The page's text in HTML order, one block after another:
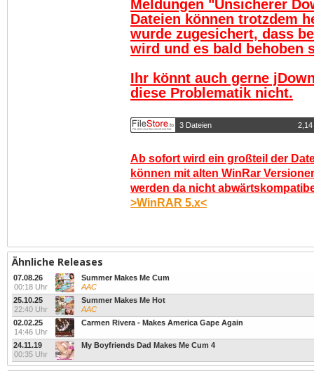
Meldungen "Unsicherer
Dateien können trotzdem
wurde zugesichert, dass
wird und es bald behoben
Ihr könnt auch gerne
diese Problematik nicht.
3 Dateien
Ab sofort wird ein großteil der
können mit alten WinRar
werden da nicht
>WinRAR 5.x<
Ähnliche Releases
07.08.26
00:18 Uhr
Summer Makes Me Cum
AAC
25.10.25
22:40 Uhr
Summer Makes Me Hot
AAC
02.02.25
14:46 Uhr
Carmen Rivera - Makes America Gape Again
24.11.19
00:35 Uhr
My Boyfriends Dad Makes Me Cum 4